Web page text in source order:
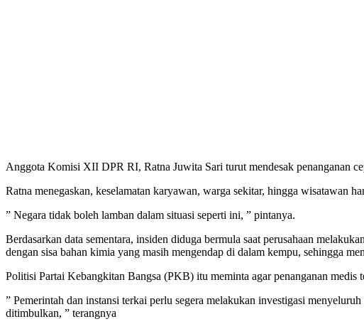
Anggota Komisi XII DPR RI, Ratna Juwita Sari turut mendesak penanganan
Ratna menegaskan, keselamatan karyawan, warga sekitar, hingga wisatawan
” Negara tidak boleh lamban dalam situasi seperti ini, ” pintanya.
Berdasarkan data sementara, insiden diduga bermula saat perusahaan
dengan sisa bahan kimia yang masih mengendap di dalam kempu, sehingga
Politisi Partai Kebangkitan Bangsa (PKB) itu meminta agar penanganan
” Pemerintah dan instansi terkai perlu segera melakukan investigasi
ditimbulkan, ” terangnya